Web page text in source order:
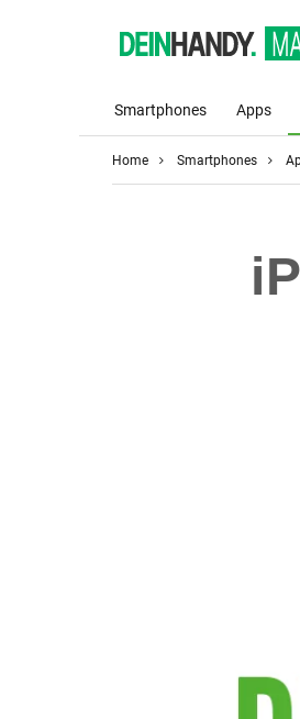
Smartphones Apps
Home Smartphones